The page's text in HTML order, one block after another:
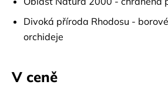
Divoká příroda Rhodosu -
orchideje
V ceně